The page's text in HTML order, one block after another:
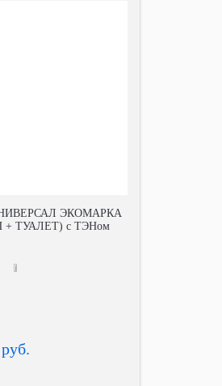
ЭКОМАРКА
ТУАЛЕТ) с ТЭНом